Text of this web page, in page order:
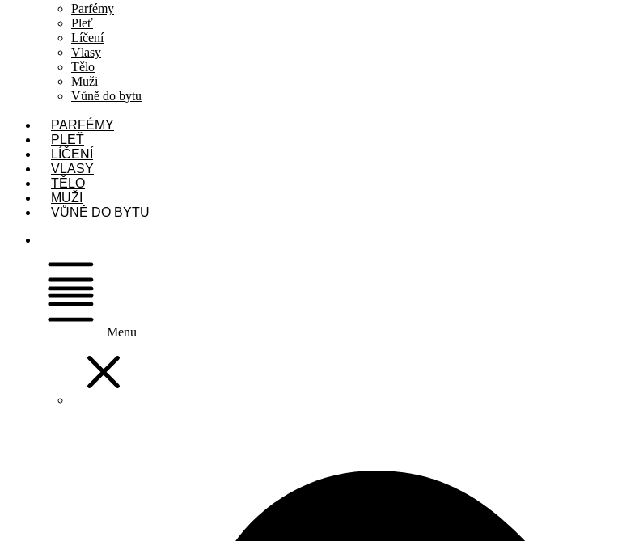
Parfémy
Pleť
Líčení
Vlasy
Tělo
Muži
Vůně do bytu
PARFÉMY
PLEŤ
LÍČENÍ
VLASY
TĚLO
MUŽI
VŮNĚ DO BYTU
Menu